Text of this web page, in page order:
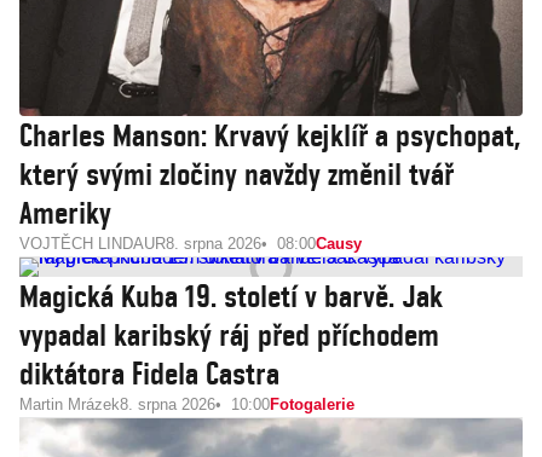
Charles Manson: Krvavý kejklíř a psychopat,
který svými zločiny navždy změnil tvář
Ameriky
VOJTĚCH LINDAUR8. srpna 2026 08:00Causy
Magická Kuba 19. století v barvě. Jak
vypadal karibský ráj před příchodem
diktátora Fidela Castra
Martin Mrázek8. srpna 2026 10:00Fotogalerie